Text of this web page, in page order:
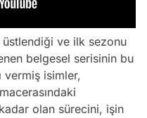
ve ilk sezonu
belgesel serisinin bu
vermiş isimler,
macerasındaki
olan sürecini, işin